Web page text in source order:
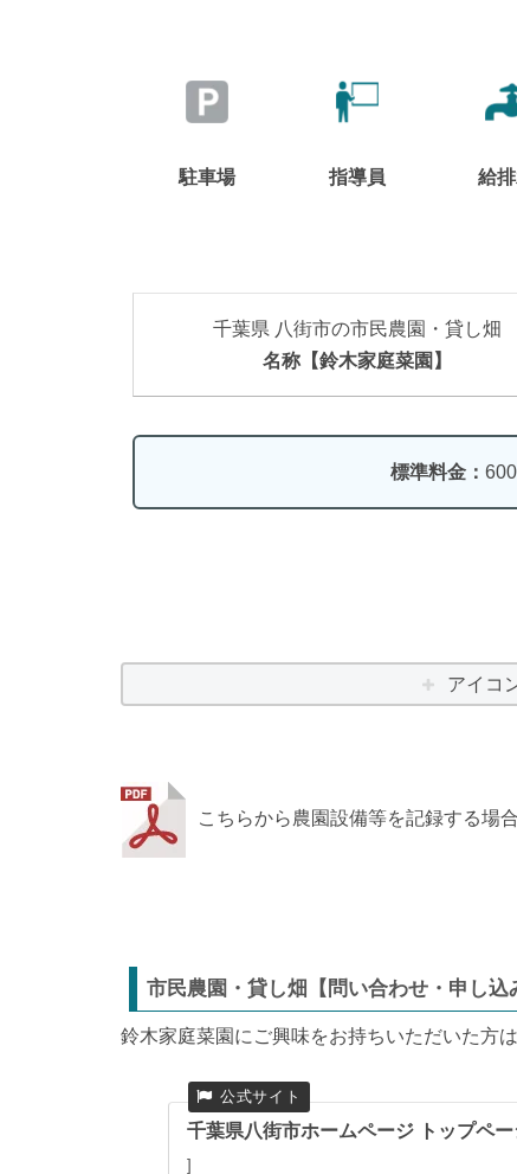
駐車場 指導員 給
千葉県 八街市の市民農園・貸し畑
名称【鈴木家庭菜園】
標準料金：
アイコ
こちらから農園設備等を記録する場
市民農園・貸し畑【問い合わせ・申し込
鈴木家庭菜園にご興味をお持ちいただいた方
千葉県八街市ホームページ トップペー
]